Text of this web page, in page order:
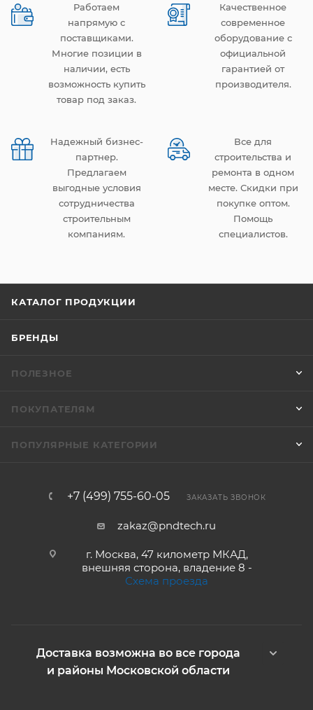
Работаем
напрямую с
поставщиками.
Многие позиции в
наличии, есть
возможность купить
товар под заказ.
Качественное
современное
оборудование с
официальной
гарантией от
производителя.
Надежный бизнес-
партнер.
Предлагаем
выгодные условия
сотрудничества
строительным
компаниям.
Все для
строительства и
ремонта в одном
месте. Скидки при
покупке оптом.
Помощь
специалистов.
КАТАЛОГ ПРОДУКЦИИ
БРЕНДЫ
ПОЛЕЗНОЕ
ПОКУПАТЕЛЯМ
ПОПУЛЯРНЫЕ КАТЕГОРИИ
+7 (499) 755-60-05 ЗАКАЗАТЬ ЗВОНОК
zakaz@pndtech.ru
г. Москва, 47 километр МКАД,
внешняя сторона, владение 8 -
Схема проезда
Доставка возможна во все города
и районы Московской области